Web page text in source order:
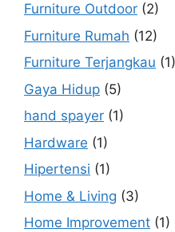
Furniture Outdoor (2)
Furniture Rumah (12)
Furniture Terjangkau (1)
Gaya Hidup (5)
hand spayer (1)
Hardware (1)
Hipertensi (1)
Home & Living (3)
Home Improvement (1)